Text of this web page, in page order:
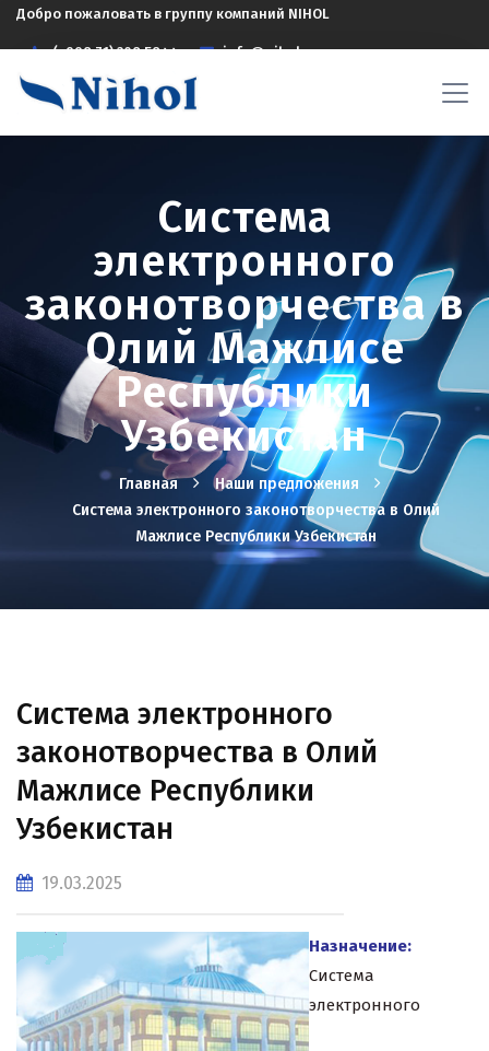
Добро пожаловать в группу компаний NIHOL
(+998 71) 208 5844 info@nihol.uz
Система
электронного
законотворчества в
Олий Мажлисе
Республики
Узбекистан
Главная
Наши предложения
Система электронного законотворчества в Олий
Мажлисе Республики Узбекистан
Система электронного
законотворчества в Олий
Мажлисе Республики
Узбекистан
19.03.2025
Назначение:
Система
электронного